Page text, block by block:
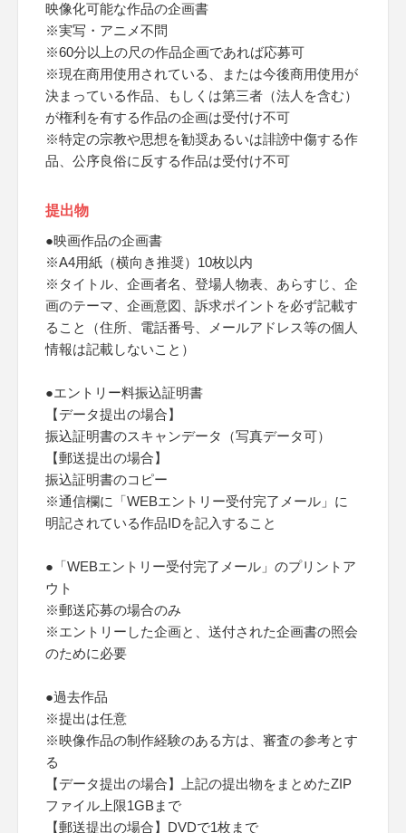
映像化可能な作品の企画書
※実写・アニメ不問
※60分以上の尺の作品企画であれば応募可
※現在商用使用されている、または今後商用使用が
決まっている作品、もしくは第三者（法人を含む）
が権利を有する作品の企画は受付け不可
※特定の宗教や思想を勧奨あるいは誹謗中傷する作
品、公序良俗に反する作品は受付け不可
提出物
●映画作品の企画書
※A4用紙（横向き推奨）10枚以内
※タイトル、企画者名、登場人物表、あらすじ、企
画のテーマ、企画意図、訴求ポイントを必ず記載す
ること（住所、電話番号、メールアドレス等の個人
情報は記載しないこと）
●エントリー料振込証明書
【データ提出の場合】
振込証明書のスキャンデータ（写真データ可）
【郵送提出の場合】
振込証明書のコピー
※通信欄に「WEBエントリー受付完了メール」に
明記されている作品IDを記入すること
●「WEBエントリー受付完了メール」のプリントア
ウト
※郵送応募の場合のみ
※エントリーした企画と、送付された企画書の照会
のために必要
●過去作品
※提出は任意
※映像作品の制作経験のある方は、審査の参考とす
る
【データ提出の場合】上記の提出物をまとめたZIP
ファイル上限1GBまで
【郵送提出の場合】DVDで1枚まで